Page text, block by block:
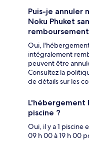
Puis-je annuler
Noku Phuket
Oui,
intégralement
peuvent être
Consultez la
de détails sur les
L'hébergement
piscine ?
Oui, il y a 1 piscine
09 h 00 à 19 h 00